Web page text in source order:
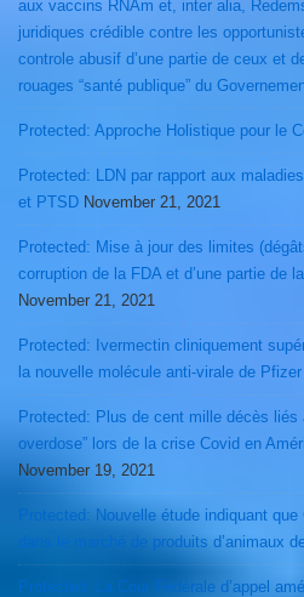
aux vaccins RNAm et, inter alia,
juridiques crédible contre les
controle abusif d’une partie de ceux et
rouages “santé publique” du
Protected: Approche Holistique pour le
Protected: LDN par rapport aux
et PTSD November 21, 2021
Protected: Mise à jour des limites
corruption de la FDA et d’une partie de
November 21, 2021
Protected: Ivermectin cliniquement
la nouvelle molécule anti-virale de Pfizer
Protected: Plus de cent mille décès liés
overdose” lors de la crise Covid en
November 19, 2021
Protected: Nouvelle étude indiquant
dans le marché de produits d’animaux
Protected: La Cour Fédérale d’appel